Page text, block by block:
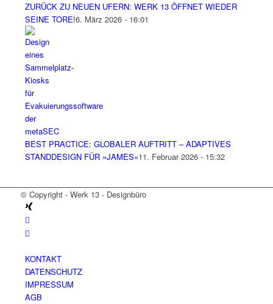
ZURÜCK ZU NEUEN UFERN: WERK 13 ÖFFNET WIEDER
SEINE TORE!6. März 2026 - 16:01
BEST PRACTICE: GLOBALER AUFTRITT – ADAPTIVES
STANDDESIGN FÜR »JAMES«11. Februar 2026 - 15:32
© Copyright - Werk 13 - Designbüro
KONTAKT
DATENSCHUTZ
IMPRESSUM
AGB